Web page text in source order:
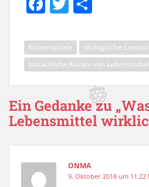
a
c
e
b
o
o
k
w
itt
er
le
n
Kostenspirale
ökologische
tatsächliche Kosten von
Ein Gedanke zu
Lebensmittel
ONMA
9. Oktober 2018 um 11:22